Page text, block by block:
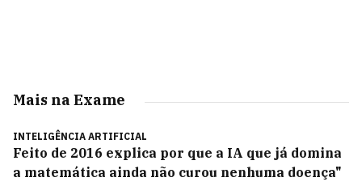
Mais na Exame
INTELIGÊNCIA ARTIFICIAL
Feito de 2016 explica por que a IA que já domina
a matemática ainda não curou nenhuma doença"